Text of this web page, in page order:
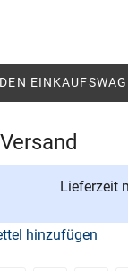
Lieferzeit
hinzufügen